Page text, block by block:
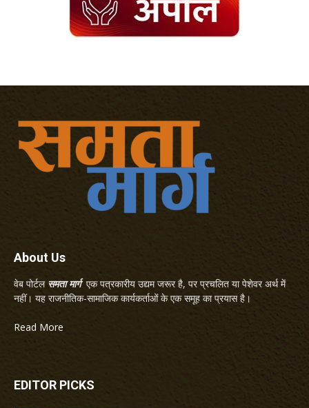
About Us
वेब पोर्टल समता मार्गएक पत्रकारीय उद्यम जरूर है, पर प्रचलित या पेशेवर अर्थ में
नहीं। यह राजनीतिक-सामाजिक कार्यकर्ताओं के एक समूह का प्रयास है।
Read More
EDITOR PICKS